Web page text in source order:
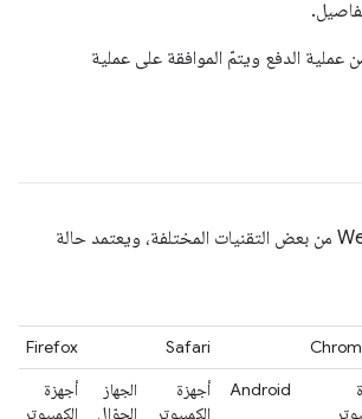
عملية الدفع ويتمّ الموافقة على عملية
تتألف Web Payments من بعض التقنيات المختلفة، ويعتمد حالة
Safari
Firefox
Android
أجهزة
الكمبيوتر
الجهاز
الجوّال
أجهزة
الكمبيوتر